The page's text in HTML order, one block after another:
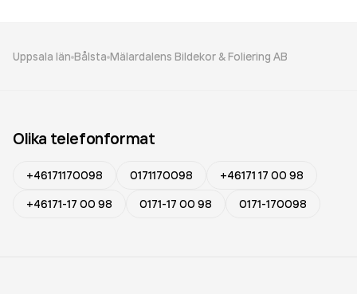
Uppsala län Bålsta Mälardalens Bildekor & Foliering AB
Olika telefonformat
+46171170098 0171170098
+46171 17 00 98
+46171-17 00 98
0171-17 00 98 0171-170098